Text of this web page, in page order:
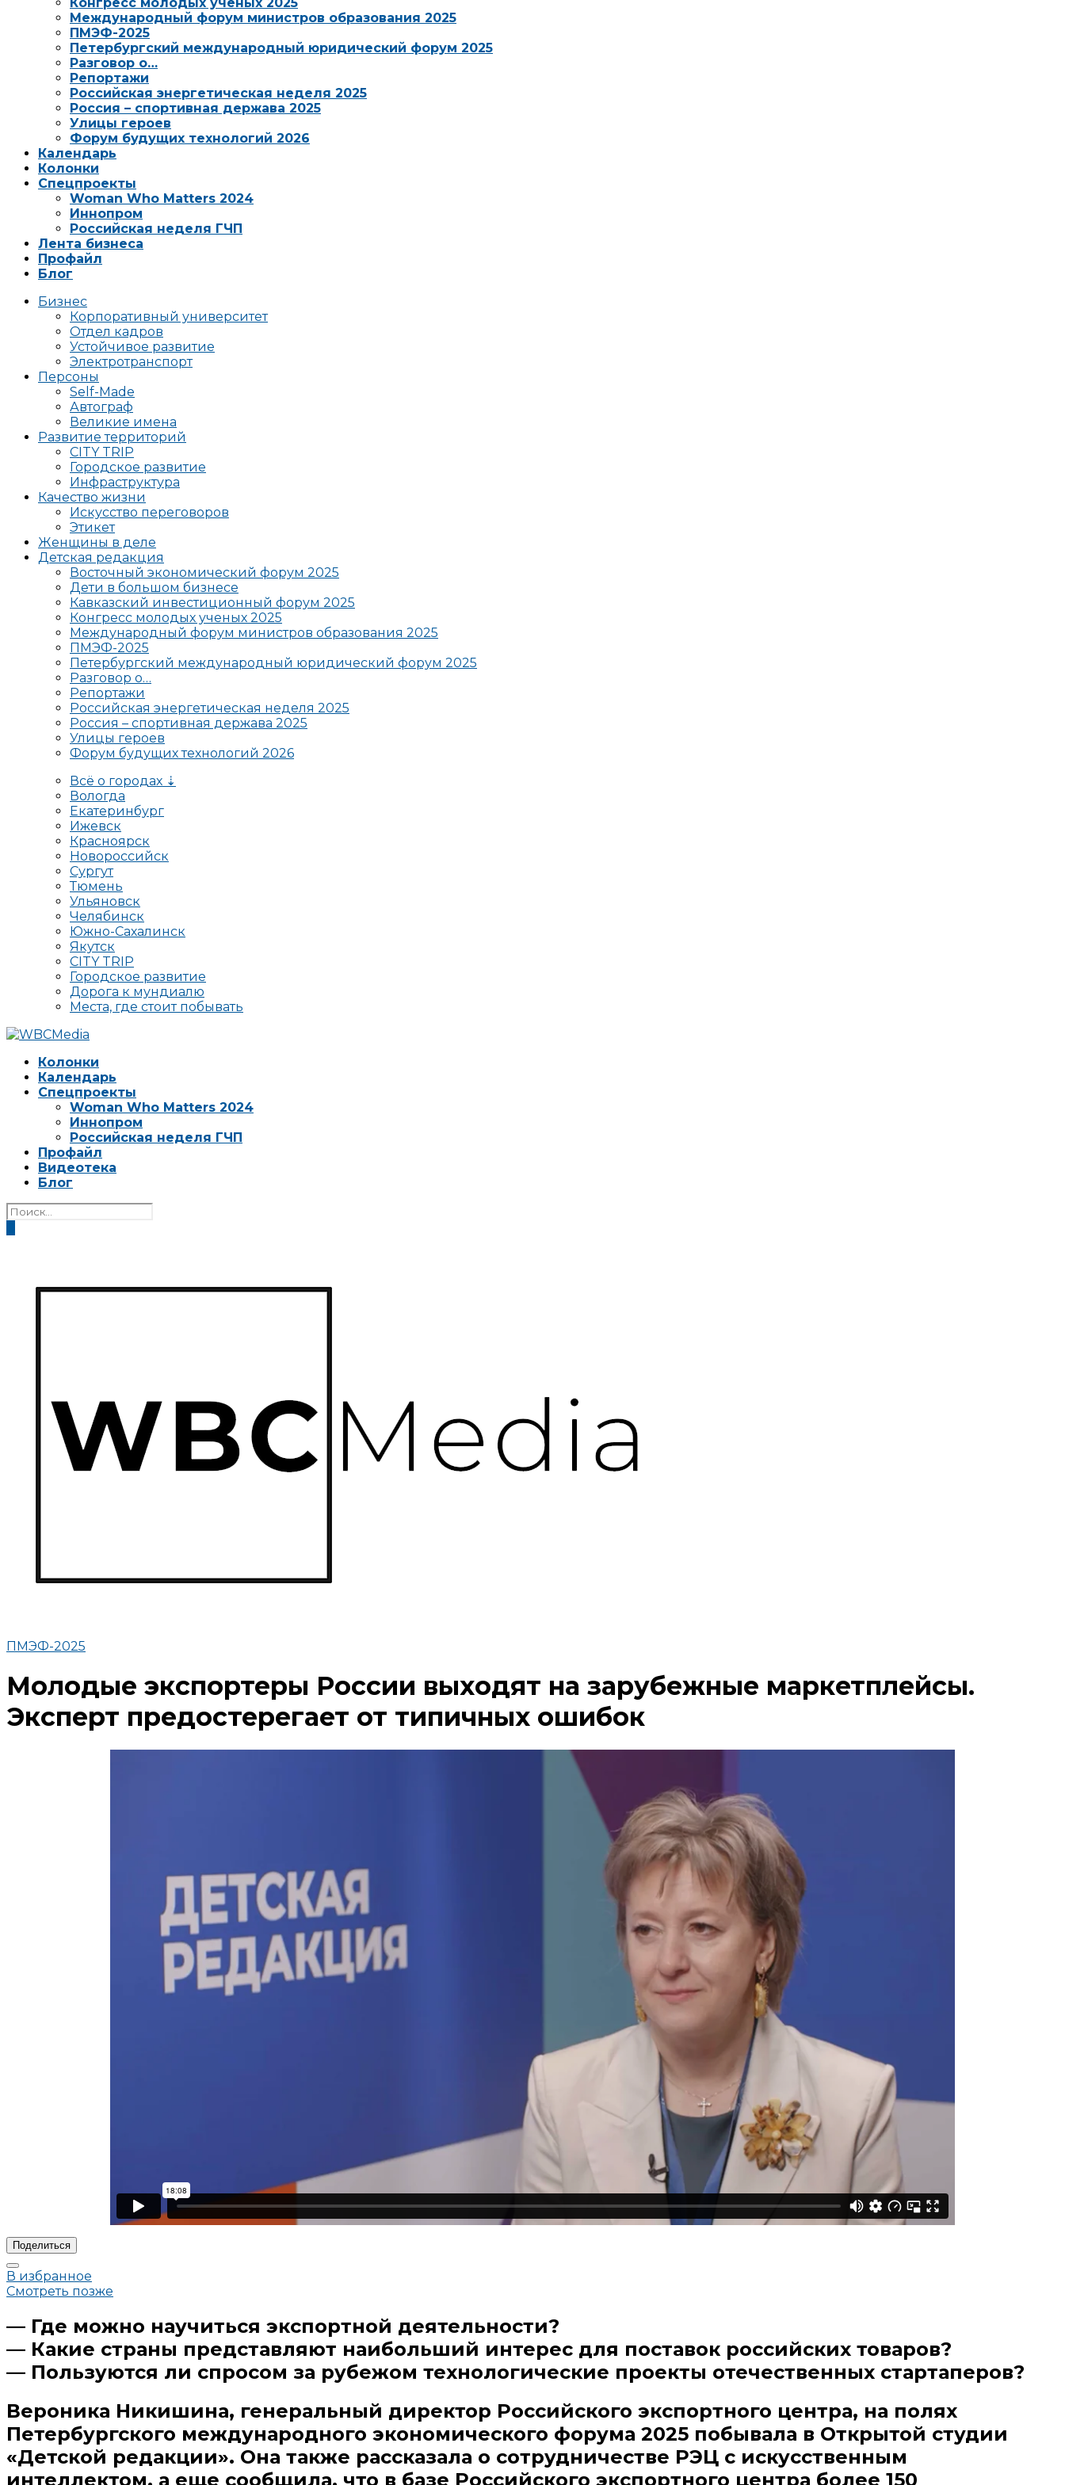
Международный форум министров образования 2025
ПМЭФ-2025
Петербургский международный юридический форум 2025
Разговор о…
Репортажи
Российская энергетическая неделя 2025
Россия – спортивная держава 2025
Улицы героев
Форум будущих технологий 2026
Календарь
Колонки
Спецпроекты
Woman Who Matters 2024
Иннопром
Российская неделя ГЧП
Лента бизнеса
Профайл
Блог
Бизнес
Корпоративный университет
Отдел кадров
Устойчивое развитие
Электротранспорт
Персоны
Self-Made
Автограф
Великие имена
Развитие территорий
CITY TRIP
Городское развитие
Инфраструктура
Качество жизни
Искусство переговоров
Этикет
Женщины в деле
Детская редакция
Восточный экономический форум 2025
Дети в большом бизнесе
Кавказский инвестиционный форум 2025
Конгресс молодых ученых 2025
Международный форум министров образования 2025
ПМЭФ-2025
Петербургский международный юридический форум 2025
Разговор о…
Репортажи
Российская энергетическая неделя 2025
Россия – спортивная держава 2025
Улицы героев
Форум будущих технологий 2026
Всё о городах ⇣
Вологда
Екатеринбург
Ижевск
Красноярск
Новороссийск
Сургут
Тюмень
Ульяновск
Челябинск
Южно-Сахалинск
Якутск
CITY TRIP
Городское развитие
Дорога к мундиалю
Места, где стоит побывать
Колонки
Календарь
Спецпроекты
Woman Who Matters 2024
Иннопром
Российская неделя ГЧП
Профайл
Видеотека
Блог
ПМЭФ-2025
Молодые экспортеры России выходят на зарубежные маркетплейсы.
Эксперт предостерегает от типичных ошибок
Поделиться
В избранное
Смотреть позже
— Где можно научиться экспортной деятельности?
— Какие страны представляют наибольший интерес для поставок российских товаров?
— Пользуются ли спросом за рубежом технологические проекты отечественных стартаперов?
Вероника Никишина, генеральный директор Российского экспортного центра, на полях
Петербургского международного экономического форума 2025 побывала в Открытой студии
«Детской редакции». Она также рассказала о сотрудничестве РЭЦ с искусственным
интеллектом, а еще сообщила, что в базе Российского экспортного центра более 150